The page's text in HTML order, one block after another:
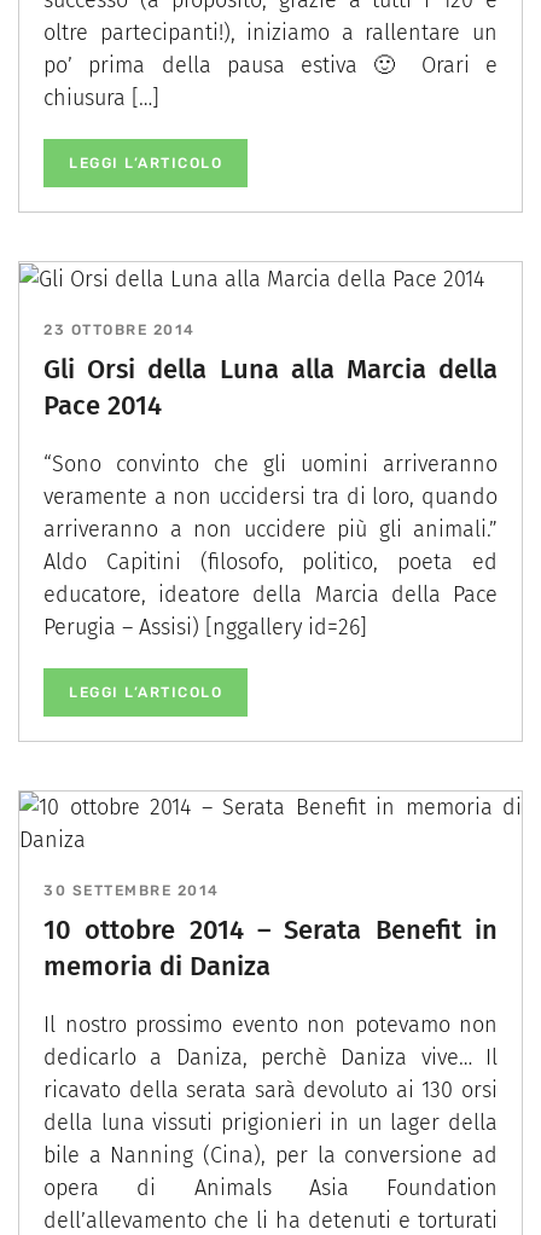
oltre partecipanti!), iniziamo a rallentare un
po’ prima della pausa estiva 🙂 Orari e
chiusura […]
LEGGI L’ARTICOLO
23 OTTOBRE 2014
Gli Orsi della Luna alla Marcia della
Pace 2014
“Sono convinto che gli uomini arriveranno
veramente a non uccidersi tra di loro, quando
arriveranno a non uccidere più gli animali.”
Aldo Capitini (filosofo, politico, poeta ed
educatore, ideatore della Marcia della Pace
Perugia – Assisi) [nggallery id=26]
LEGGI L’ARTICOLO
30 SETTEMBRE 2014
10 ottobre 2014 – Serata Benefit in
memoria di Daniza
Il nostro prossimo evento non potevamo non
dedicarlo a Daniza, perchè Daniza vive… Il
ricavato della serata sarà devoluto ai 130 orsi
della luna vissuti prigionieri in un lager della
bile a Nanning (Cina), per la conversione ad
opera di Animals Asia Foundation
dell’allevamento che li ha detenuti e torturati